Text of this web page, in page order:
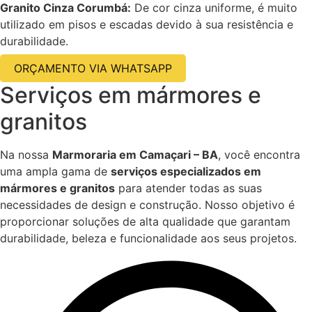
Granito Cinza Corumbá: De cor cinza uniforme, é muito
utilizado em pisos e escadas devido à sua resistência e
durabilidade.
ORÇAMENTO VIA WHATSAPP
Serviços em mármores e
granitos
Na nossa Marmoraria em Camaçari – BA, você encontra
uma ampla gama de serviços especializados em
mármores e granitos para atender todas as suas
necessidades de design e construção. Nosso objetivo é
proporcionar soluções de alta qualidade que garantam
durabilidade, beleza e funcionalidade aos seus projetos.